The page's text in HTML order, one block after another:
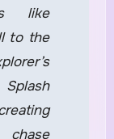
like
to the
chase